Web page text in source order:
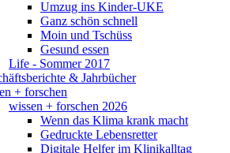
Umzug ins Kinder-UKE
Ganz schön schnell
Moin und Tschüss
Gesund essen
Life - Sommer 2017
& Jahrbücher
+ forschen
wissen + forschen 2026
Wenn das Klima krank macht
Gedruckte Lebensretter
Digitale Helfer im Klinikalltag